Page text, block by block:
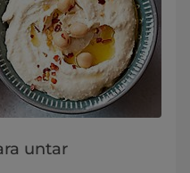
untar